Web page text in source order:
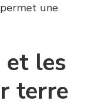
une
et les
terre